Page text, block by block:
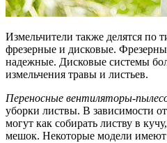
Измельчители также делятся по
фрезерные и дисковые.
надежные. Дисковые системы
измельчения травы и листьев.
Переносные вентиляторы-
уборки листвы. В зависимости
могут как собирать листву в
мешок. Некоторые модели